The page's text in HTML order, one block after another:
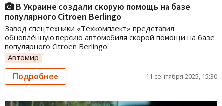
В Украине создали скорую помощь на базе
популярного Citroen Berlingo
Завод спецтехники «Техкомплект» представил
обновлённую версию автомобиля скорой помощи на базе
популярного Citroen Berlingo.
Автомир
Подробнее 11 сентября 2025, 15:30